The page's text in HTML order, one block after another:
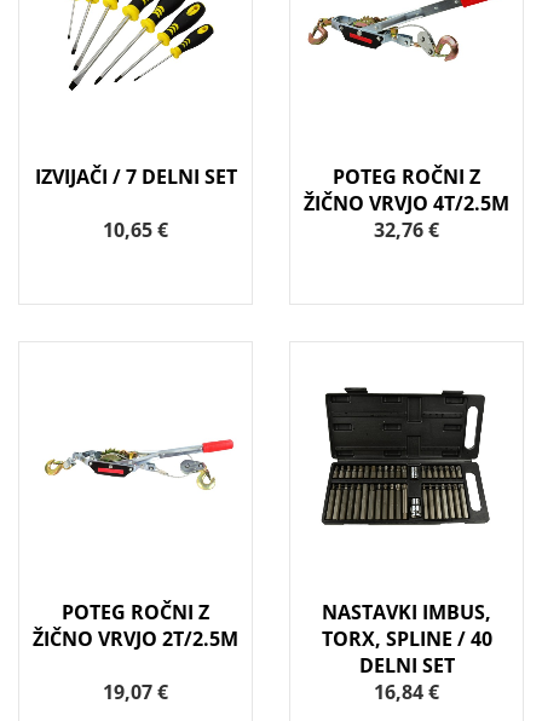
IZVIJAČI / 7 DELNI SET
10,65 €
POTEG ROČNI Z
ŽIČNO VRVJO 4T/2.5M
32,76 €
POTEG ROČNI Z
ŽIČNO VRVJO 2T/2.5M
19,07 €
NASTAVKI IMBUS,
TORX, SPLINE / 40
DELNI SET
16,84 €